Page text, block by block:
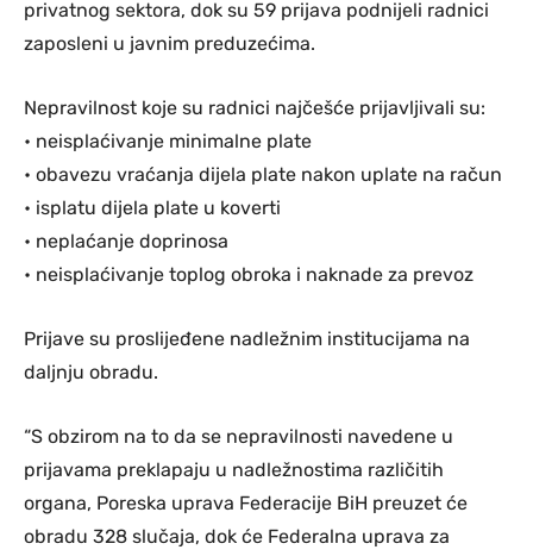
privatnog sektora, dok su 59 prijava podnijeli radnici
zaposleni u javnim preduzećima.
Nepravilnost koje su radnici najčešće prijavljivali su:
• neisplaćivanje minimalne plate
• obavezu vraćanja dijela plate nakon uplate na račun
• isplatu dijela plate u koverti
• neplaćanje doprinosa
• neisplaćivanje toplog obroka i naknade za prevoz
Prijave su proslijeđene nadležnim institucijama na
daljnju obradu.
“S obzirom na to da se nepravilnosti navedene u
prijavama preklapaju u nadležnostima različitih
organa, Poreska uprava Federacije BiH preuzet će
obradu 328 slučaja, dok će Federalna uprava za